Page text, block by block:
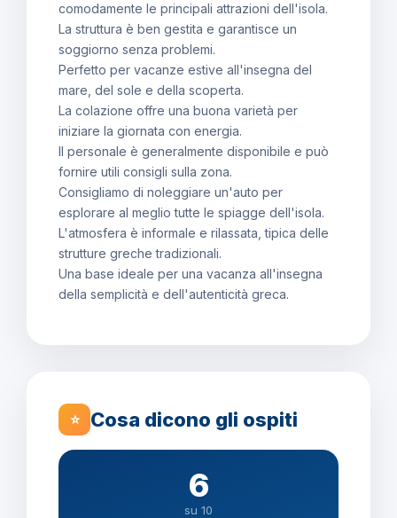
comodamente le principali attrazioni dell'isola.
La struttura è ben gestita e garantisce un
soggiorno senza problemi.
Perfetto per vacanze estive all'insegna del
mare, del sole e della scoperta.
La colazione offre una buona varietà per
iniziare la giornata con energia.
Il personale è generalmente disponibile e può
fornire utili consigli sulla zona.
Consigliamo di noleggiare un'auto per
esplorare al meglio tutte le spiagge dell'isola.
L'atmosfera è informale e rilassata, tipica delle
strutture greche tradizionali.
Una base ideale per una vacanza all'insegna
della semplicità e dell'autenticità greca.
⭐ Cosa dicono gli ospiti
6
su 10